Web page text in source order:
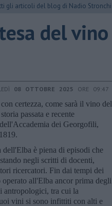
gli articoli del blog di Nadio Stronchi
del vino
08 OTTOBRE 2025 ORE 09:47
certezza, come sarà il vino del
passata e recente
dei Georgofili,
dell'Elba è piena di episodi che
negli scritti di docenti,
ricercatori. Fin dai tempi dei
all'Elba ancor prima degli
antropologici, tra cui la
vini si sono infittiti con alti e